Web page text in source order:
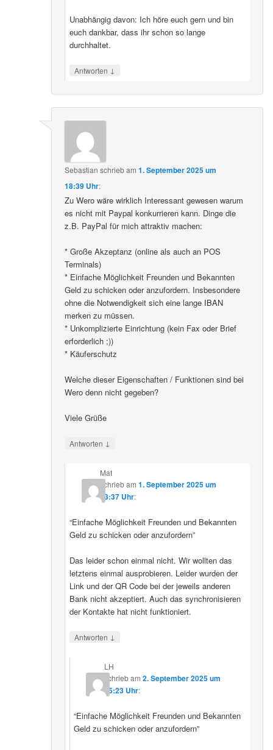
Unabhängig davon: Ich höre euch gern und bin
euch dankbar, dass ihr schon so lange
durchhaltet.
Antworten ↓
Sebastian schriebam1. September 2025 um
18:39 Uhr:
Zu Wero wäre wirklich Interessant gewesen warum
es nicht mit Paypal konkurrieren kann. Dinge die
z.B. PayPal für mich attraktiv machen:
* Große Akzeptanz (online als auch an POS
Terminals)
* Einfache Möglichkeit Freunden und Bekannten
Geld zu schicken oder anzufordern. Insbesondere
ohne die Notwendigkeit sich eine lange IBAN
merken zu müssen.
* Unkomplizierte Einrichtung (kein Fax oder Brief
erforderlich ;))
* Käuferschutz
Welche dieser Eigenschaften / Funktionen sind bei
Wero denn nicht gegeben?
Viele Grüße
Antworten ↓
Mat
schriebam 1. September 2025 um
23:37 Uhr:
“Einfache Möglichkeit Freunden und Bekannten
Geld zu schicken oder anzufordern”
Das leider schon einmal nicht. Wir wollten das
letztens einmal ausprobieren. Leider wurden der
Link und der QR Code bei der jeweils anderen
Bank nicht akzeptiert. Auch das synchronisieren
der Kontakte hat nicht funktioniert.
Antworten ↓
LH
schriebam2. September 2025 um
15:23 Uhr:
“Einfache Möglichkeit Freunden und Bekannten
Geld zu schicken oder anzufordern”